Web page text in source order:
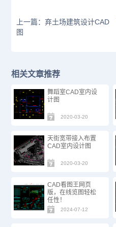
上一篇：弃土场建筑设计CAD
图
相关文章推荐
舞蹈室CAD室内设
计图
2020-03-20
天街宽带接入布置
CAD室内设计图
2020-03-20
CAD看图王网页
版，在线览图轻松
任性！
2024-07-12